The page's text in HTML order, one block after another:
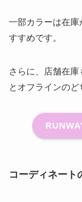
一部カラーは在
すすめです。
さらに、店舗在
とオフラインのど
コーディネート